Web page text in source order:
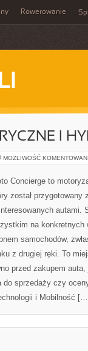
Rowerowanie
I
MOŻLIWOŚĆ
Concierge to
został przygotowany
autami.
na konkretnych
samochodów,
z drugiej ręki. To
przed zakupem
sprzedaży czy
i Mobilność